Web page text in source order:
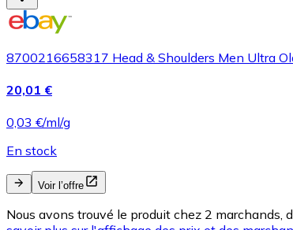
8700216658317 Head & Shoulders Men Ultra
20,01 €
0,03 €/ml/g
En stock
Voir l’offre
Nous avons trouvé le produit chez 2